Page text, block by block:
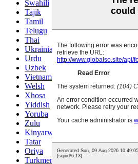
Swahili
Tajik
Tamil
Telugu
Thai
Ukrainian
Urdu
Uzbek
Vietnamese
Welsh
Xhosa
Yiddish
Yoruba
Zulu
Kinyarwanda
Tatar
Oriya
Turkmen